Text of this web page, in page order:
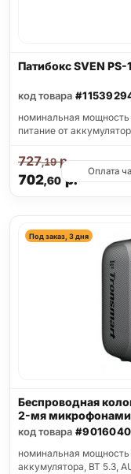
Патибокс SVEN PS-
код товара
номинальная мощность
питание от
702,60р.
727,19р.
Оплата
Под заказ, 3 дня
Беспроводная
2-мя
код товара #9016040
номинальная мощность
аккумулятора, BT 5.3,